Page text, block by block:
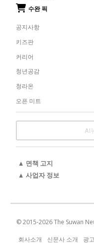
수완 픽
공지사항
키즈판
커리어
청년공감
청라온
오픈 미트
AI
▲ 면책 고지
▲ 사업자 정보
© 2015-2026The Suwan
회사소개 신문사 소개 광